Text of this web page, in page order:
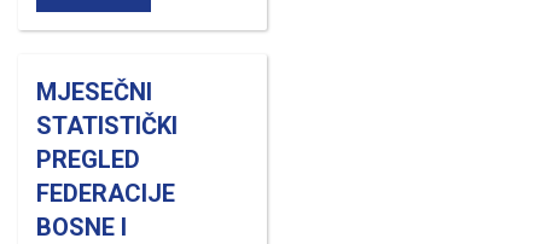
MJESEČNI
STATISTIČKI
PREGLED
FEDERACIJE
BOSNE I